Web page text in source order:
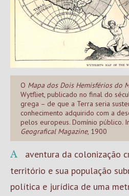
O Mapa dos Dois Hemisférios do
Wytfliet, publicado no final do
grega – de que a Terra seria
conhecimento adquirido com a
pelos europeus. Domínio público.
Geografical Magazine, 1900
A aventura da colonização
território e sua população
política e jurídica de uma